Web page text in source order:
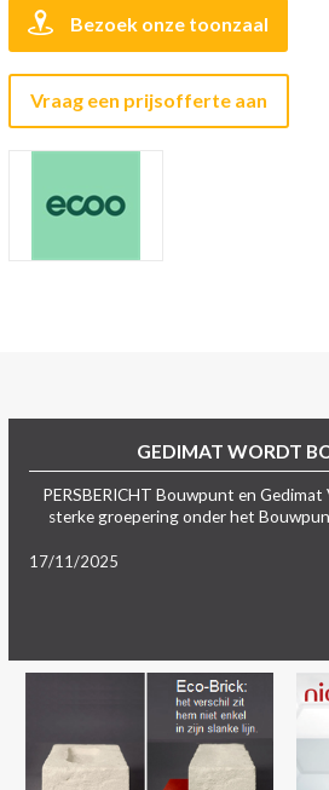
Bezoek onze toonzaal
Vraag een prijsofferte aan
GEDIMAT WORDT
PERSBERICHT Bouwpunt en
sterke groepering onder het
17/11/2025